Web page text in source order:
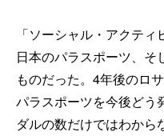
「ソーシャル・アクティ
日本のパラスポーツ、そ
ものだった。4年後のロ
パラスポーツを今後どう
ダルの数だけではわから